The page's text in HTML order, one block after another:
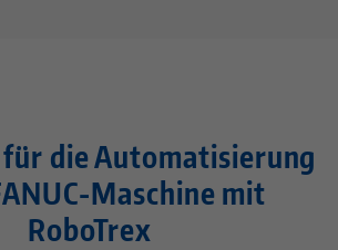
für die Automatisierung
Maschine mit
RoboTrex